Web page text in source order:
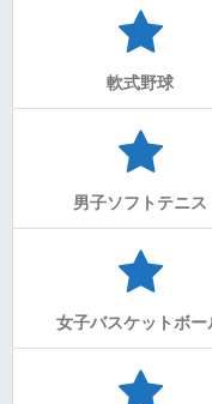
軟式野球
男子ソフトテニス
女子バスケットボー